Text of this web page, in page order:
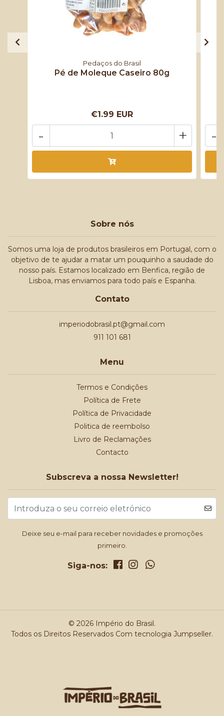
Pedaços do Brasil
Pé de Moleque Caseiro 80g
€1.99 EUR
+
- -
Sobre nós
Somos uma loja de produtos brasileiros em Portugal, com o
objetivo de te ajudar a matar um pouquinho a saudade do
nosso país. Estamos localizado em Benfica, região de
Lisboa, mas enviamos para todo país e Espanha.
Contato
imperiodobrasil.pt@gmail.com
911 101 681
Menu
Termos e Condições
Política de Frete
Política de Privacidade
Politica de reembolso
Livro de Reclamações
Contacto
Subscreva a nossa Newsletter!
Deixe seu e-mail para receber novidades e promoções
primeiro.
Siga-nos:
© 2026 Império do Brasil.
Todos os Direitos Reservados Com tecnologia Jumpseller.